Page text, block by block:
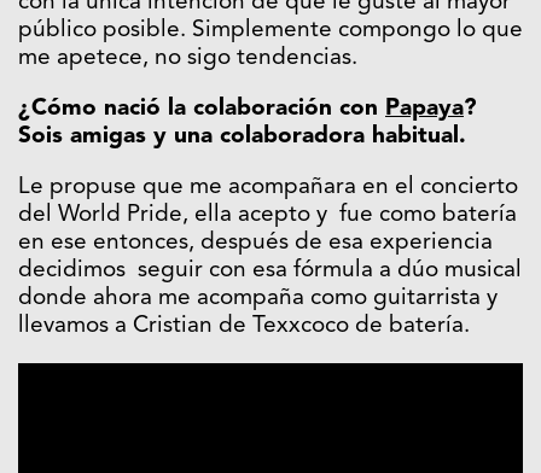
público posible. Simplemente compongo lo que
me apetece, no sigo tendencias.
¿Cómo nació la colaboración con Papaya?
Sois amigas y una colaboradora habitual.
Le propuse que me acompañara en el concierto
del World Pride, ella acepto y fue como batería
en ese entonces, después de esa experiencia
decidimos seguir con esa fórmula a dúo musical
donde ahora me acompaña como guitarrista y
llevamos a Cristian de Texxcoco de batería.